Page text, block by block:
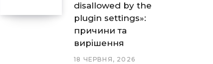
disallowed by the
plugin settings»:
причини та
вирішення
18 ЧЕРВНЯ, 2026